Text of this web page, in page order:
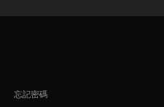
忘記密碼